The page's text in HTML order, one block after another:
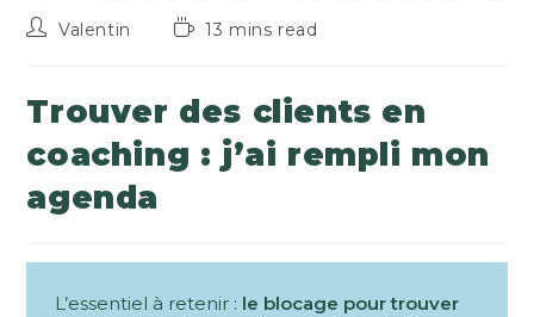
Valentin 13 mins read
Trouver des clients en
coaching : j’ai rempli mon
agenda
L’essentiel à retenir : le blocage pour trouver